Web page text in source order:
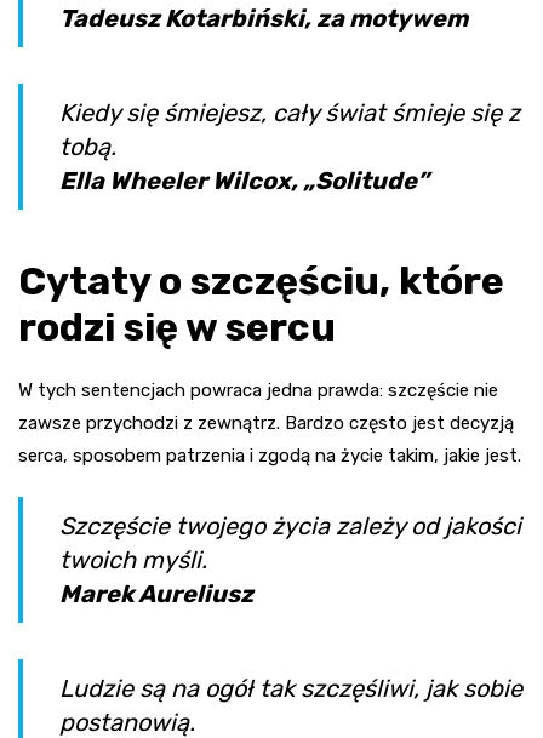
Tadeusz Kotarbiński, za motywem
Kiedy się śmiejesz, cały świat śmieje się z
tobą.
Ella Wheeler Wilcox, „Solitude”
Cytaty o szczęściu, które
rodzi się w sercu
W tych sentencjach powraca jedna prawda: szczęście nie
zawsze przychodzi z zewnątrz. Bardzo często jest decyzją
serca, sposobem patrzenia i zgodą na życie takim, jakie jest.
Szczęście twojego życia zależy od jakości
twoich myśli.
Marek Aureliusz
Ludzie są na ogół tak szczęśliwi, jak sobie
postanowią.